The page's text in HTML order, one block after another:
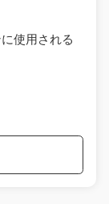
使用される